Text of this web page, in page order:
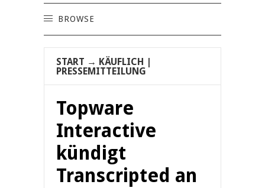
BROWSE
START → KÄUFLICH
PRESSEMITTEILUNG
Topware
Interactive
kündigt
Transcripted an